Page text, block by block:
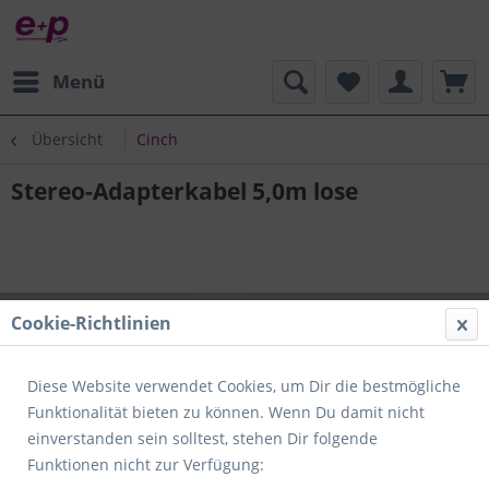
Menü
Übersicht Cinch
Stereo-Adapterkabel 5,0m lose
Cookie-Richtlinien
Diese Website verwendet Cookies, um Dir die bestmögliche
Funktionalität bieten zu können. Wenn Du damit nicht
einverstanden sein solltest, stehen Dir folgende
Funktionen nicht zur Verfügung: